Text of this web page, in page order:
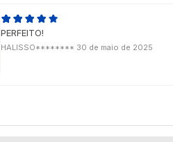
PERFEITO!
HALISSO******** 30 de maio de 2025